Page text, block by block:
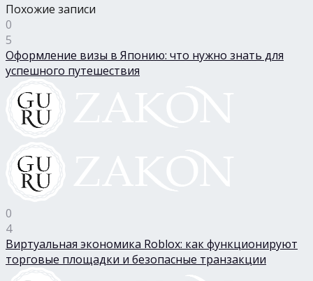
Похожие записи
0
5
Оформление визы в Японию: что нужно знать для
успешного путешествия
0
4
Виртуальная экономика Roblox: как функционируют
торговые площадки и безопасные транзакции